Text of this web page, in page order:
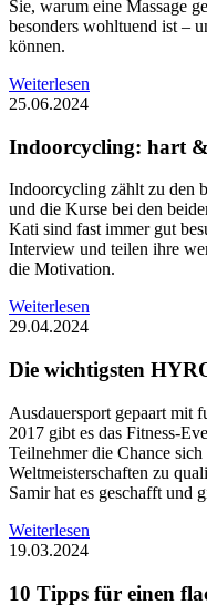
Sie, warum eine Massage
besonders wohltuend ist –
können.
Weiterlesen
25.06.2024
Indoorcycling: hart
Indoorcycling zählt zu den
und die Kurse bei den
Kati sind fast immer gut
Interview und teilen ihre
die Motivation.
Weiterlesen
29.04.2024
Die wichtigsten
Ausdauersport gepaart mit
2017 gibt es das Fitness-
Teilnehmer die Chance
Weltmeisterschaften zu
Samir hat es geschafft und
Weiterlesen
19.03.2024
10 Tipps für einen